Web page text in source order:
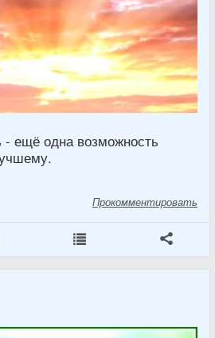
ещё одна возможность
Прокомментировать